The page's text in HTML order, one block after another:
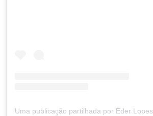
Uma publicação partilhada por Eder Lopes